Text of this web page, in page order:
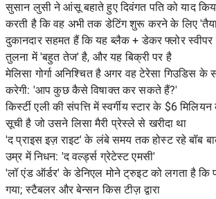
सुसान लुसी ने आंसू बहाते हुए दिवंगत पति को याद
करती है कि वह अभी तक डेटिंग शुरू करने के लिए
दुकानदार सहमत हैं कि यह ब्लैक + डेकर फ्लोर स्वीपर
तुलना में 'बहुत तेज' है, और यह बिक्री पर है
मेलिसा गोर्गा अनिश्चित है अगर वह टेरेसा गिउडिस
करेगी: 'आप कुछ कैसे विषाक्त कर सकते हैं?'
किर्स्टी एली की संपत्ति में स्वर्गीय स्टार के $6
सूची है जो उसने लिसा मैरी प्रेस्ले से खरीदा था
'द प्राइस इज़ राइट' के लंबे समय तक होस्ट रहे बॉब
उम्र में निधन: 'द वर्ल्ड्स ग्रेटेस्ट एमसी'
'लॉ एंड ऑर्डर' के डेनिएल मोने ट्रुइट को लगता है कि
गया; स्टैबलर और बेन्सन किस टीज़ द्वारा